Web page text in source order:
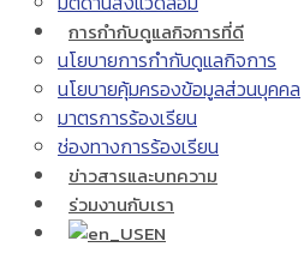
การกำกับดูแลกิจการที่ดี
นโยบายการกำกับดูแลกิจการ
นโยบายคุ้มครองข้อมูลส่วนบุคคล
มาตรการร้องเรียน
ช่องทางการร้องเรียน
ข่าวสารและบทความ
ร่วมงานกับเรา
EN